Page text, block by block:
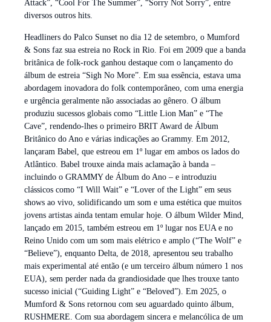
Attack”, “Cool For The Summer”, “Sorry Not Sorry”, entre
diversos outros hits.
Headliners do Palco Sunset no dia 12 de setembro, o Mumford
& Sons faz sua estreia no Rock in Rio. Foi em 2009 que a banda
britânica de folk-rock ganhou destaque com o lançamento do
álbum de estreia “Sigh No More”. Em sua essência, estava uma
abordagem inovadora do folk contemporâneo, com uma energia
e urgência geralmente não associadas ao gênero. O álbum
produziu sucessos globais como “Little Lion Man” e “The
Cave”, rendendo-lhes o primeiro BRIT Award de Álbum
Britânico do Ano e várias indicações ao Grammy. Em 2012,
lançaram Babel, que estreou em 1º lugar em ambos os lados do
Atlântico. Babel trouxe ainda mais aclamação à banda –
incluindo o GRAMMY de Álbum do Ano – e introduziu
clássicos como “I Will Wait” e “Lover of the Light” em seus
shows ao vivo, solidificando um som e uma estética que muitos
jovens artistas ainda tentam emular hoje. O álbum Wilder Mind,
lançado em 2015, também estreou em 1º lugar nos EUA e no
Reino Unido com um som mais elétrico e amplo (“The Wolf” e
“Believe”), enquanto Delta, de 2018, apresentou seu trabalho
mais experimental até então (e um terceiro álbum número 1 nos
EUA), sem perder nada da grandiosidade que lhes trouxe tanto
sucesso inicial (“Guiding Light” e “Beloved”). Em 2025, o
Mumford & Sons retornou com seu aguardado quinto álbum,
RUSHMERE. Com sua abordagem sincera e melancólica de um